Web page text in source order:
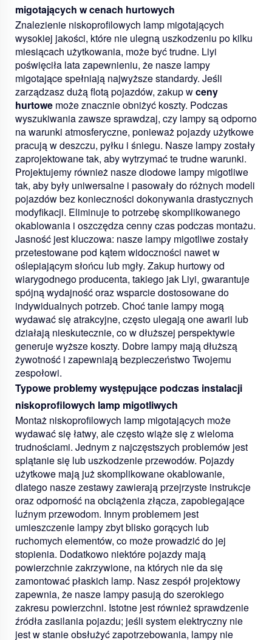
migotających w cenach hurtowych
Znalezienie niskoprofilowych lamp migotających
wysokiej jakości, które nie ulegną uszkodzeniu po kilku
miesiącach użytkowania, może być trudne. Liyi
poświęciła lata zapewnieniu, że nasze lampy
migotające spełniają najwyższe standardy. Jeśli
zarządzasz dużą flotą pojazdów, zakup wceny
hurtowe może znacznie obniżyć koszty. Podczas
wyszukiwania zawsze sprawdzaj, czy lampy są odporno
na warunki atmosferyczne, ponieważ pojazdy użytkowe
pracują w deszczu, pyłku i śniegu. Nasze lampy zostały
zaprojektowane tak, aby wytrzymać te trudne warunki.
Projektujemy również nasze diodowe lampy migotliwe
tak, aby były uniwersalne i pasowały do różnych modeli
pojazdów bez konieczności dokonywania drastycznych
modyfikacji. Eliminuje to potrzebę skomplikowanego
okablowania i oszczędza cenny czas podczas montażu.
Jasność jest kluczowa: nasze lampy migotliwe zostały
przetestowane pod kątem widoczności nawet w
oślepiającym słońcu lub mgły. Zakup hurtowy od
wiarygodnego producenta, takiego jak Liyi, gwarantuje
spójną wydajność oraz wsparcie dostosowane do
indywidualnych potrzeb. Choć tanie lampy mogą
wydawać się atrakcyjne, często ulegają one awarii lub
działają nieskutecznie, co w dłuższej perspektywie
generuje wyższe koszty. Dobre lampy mają dłuższą
żywotność i zapewniają bezpieczeństwo Twojemu
zespołowi.
Typowe problemy występujące podczas instalacji
niskoprofilowych lamp migotliwych
Montaż niskoprofilowych lamp migotających może
wydawać się łatwy, ale często wiąże się z wieloma
trudnościami. Jednym z najczęstszych problemów jest
splątanie się lub uszkodzenie przewodów. Pojazdy
użytkowe mają już skomplikowane okablowanie,
dlatego nasze zestawy zawierają przejrzyste instrukcje
oraz odporność na obciążenia złącza, zapobiegające
luźnym przewodom. Innym problemem jest
umieszczenie lampy zbyt blisko gorących lub
ruchomych elementów, co może prowadzić do jej
stopienia. Dodatkowo niektóre pojazdy mają
powierzchnie zakrzywione, na których nie da się
zamontować płaskich lamp. Nasz zespół projektowy
zapewnia, że nasze lampy pasują do szerokiego
zakresu powierzchni. Istotne jest również sprawdzenie
źródła zasilania pojazdu; jeśli system elektryczny nie
jest w stanie obsłużyć zapotrzebowania, lampy nie